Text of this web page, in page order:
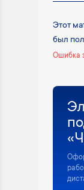
Этот
был
Ошибка